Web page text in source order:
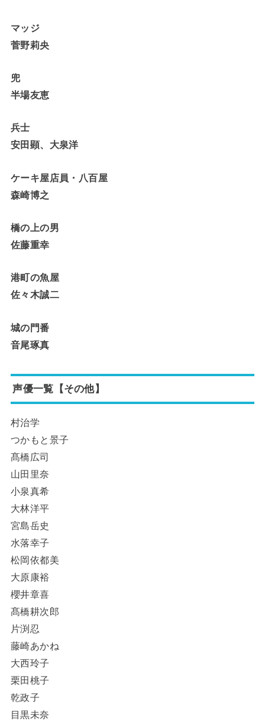
マッジ
菅野莉央
兜
半場友恵
兵士
安田顕、 大泉洋
ケーキ屋店員・八百屋
森崎博之
橋の上の男
佐藤重幸
港町の魚屋
佐々木誠二
城の門番
音尾琢真
声優一覧【その他】
村治学
つかもと景子
髙橋広司
山田里奈
小泉真希
大林洋平
宮島岳史
水落幸子
松岡依都美
大原康裕
櫻井章喜
髙橋耕次郎
片渕忍
藤崎あかね
大西玲子
栗田桃子
乾政子
目黒未奈